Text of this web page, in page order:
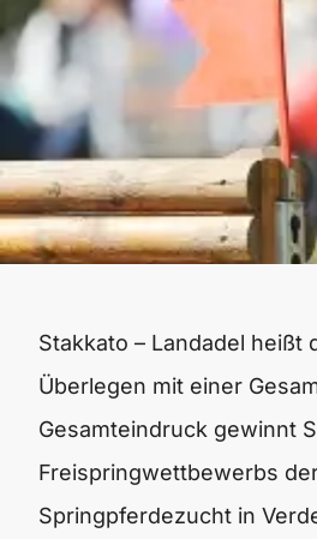
Stakkato – Landadel heißt
Überlegen mit einer
Gesamteindruck gewinnt
Freispringwettbewerbs
Springpferdezucht in